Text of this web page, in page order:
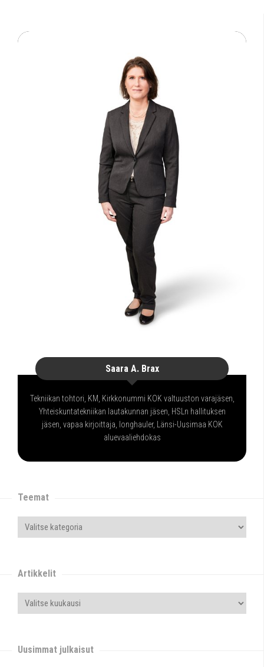
Saara A. Brax
Tekniikan tohtori, KM, Kirkkonummi KOK valtuuston varajäsen,
Yhteiskuntatekniikan lautakunnan jäsen, HSLn hallituksen
jäsen, vapaa kirjoittaja, longhauler, Länsi-Uusimaa KOK
aluevaaliehdokas
Teemat
Artikkelit
Uusimmat julkaisut